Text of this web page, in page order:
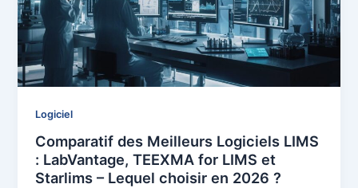
Logiciel
Comparatif des Meilleurs Logiciels LIMS
: LabVantage, TEEXMA for LIMS et
Starlims – Lequel choisir en 2026 ?